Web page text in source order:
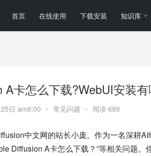
首页 在线使用 下载安装 知识库
A卡怎么下载?WebUI安装
日 am8:00 • 常见问题 • 阅读 689
中文网的站长小庞。作为一名深耕
Diffusion A卡怎么下载？”等相关问题